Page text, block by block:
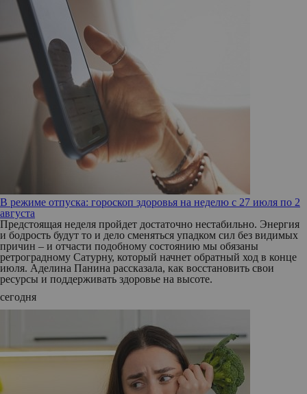
В режиме отпуска: гороскоп здоровья на неделю с 27 июля по 2
августа
Предстоящая неделя пройдет достаточно нестабильно. Энергия
и бодрость будут то и дело сменяться упадком сил без видимых
причин – и отчасти подобному состоянию мы обязаны
ретроградному Сатурну, который начнет обратный ход в конце
июля. Аделина Панина рассказала, как восстановить свои
ресурсы и поддерживать здоровье на высоте.
сегодня